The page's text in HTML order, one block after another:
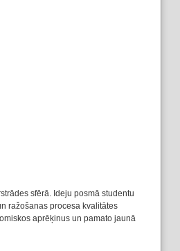
sfērā. Ideju posmā studentu
ražošanas procesa kvalitātes
aprēķinus un pamato jaunā